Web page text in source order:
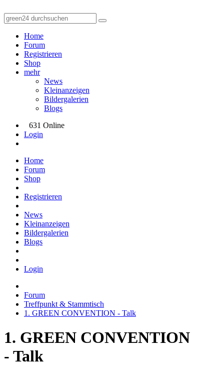
Home
Forum
Registrieren
Shop
mehr
News
Kleinanzeigen
Bildergalerien
Blogs
631 Online
Login
Home
Forum
Shop
Registrieren
News
Kleinanzeigen
Bildergalerien
Blogs
Login
Forum
Treffpunkt & Stammtisch
1. GREEN CONVENTION - Talk
1. GREEN CONVENTION
- Talk